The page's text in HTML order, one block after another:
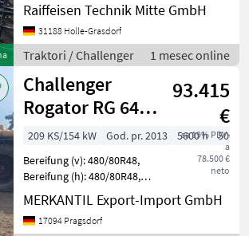
Leitradgewichte je 57KG
Drawbar Adapter CAT V-CAT
IV 27, 5 Extra App Band
AGCOCommand Standard
Plus
Raiffeisen Technik Mitte GmbH
31188 Holle-Grasdorf
Traktori / Challenger 1 mesec online
Challenger
Rogator RG 645
B
93.415
€
sa 19% PDV-
a
78.500 €
neto
209 KS/154 kW God. pr. 2013 5600 h
5000
Bereifung (v): 480/80R48,
Bereifung (h): 480/80R48,
Geschwindigkeit: 40 km/h,
Beleuchtung/Warntafeln,
Hydraulische Lenkung,
MERKANTIL Export-Import GmbH
17094 Pragsdorf